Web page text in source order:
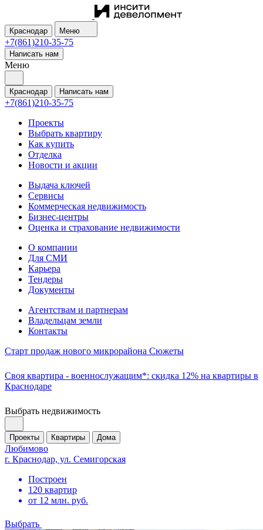
Краснодар Меню
+7(861)210-35-75
Написать нам
Меню
Краснодар Написать нам
+7(861)210-35-75
Проекты
Выбрать квартиру
Как купить
Отделка
Новости и акции
Выдача ключей
Сервисы
Коммерческая недвижимость
Бизнес-центры
Оценка и страхование недвижимости
О компании
Для СМИ
Карьера
Тендеры
Документы
Агентствам и партнерам
Владельцам земли
Контакты
Старт продаж нового микрорайона Сюжеты
Своя квартира - военнослужащим*: скидка 12% на квартиры в
Краснодаре
Выбрать недвижимость
Проекты Квартиры Дома
Любимово
г. Краснодар, ул. Семигорская
Построен
120 квартир
от 12 млн. руб.
Выбрать